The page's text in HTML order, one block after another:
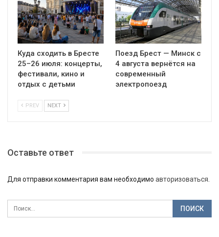
Куда сходить в Бресте
25–26 июля: концерты,
фестивали, кино и
отдых с детьми
Поезд Брест — Минск с
4 августа вернётся на
современный
электропоезд
PREV NEXT
Оставьте ответ
Для отправки комментария вам необходимо авторизоваться